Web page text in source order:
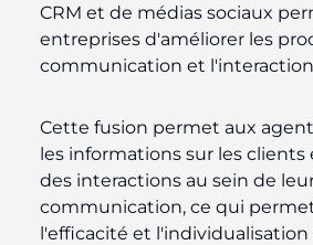
CRM et de médias sociaux
entreprises d'améliorer les
communication et l'interaction
Cette fusion permet aux
les informations sur les
des interactions au sein de
communication, ce qui
l'efficacité et